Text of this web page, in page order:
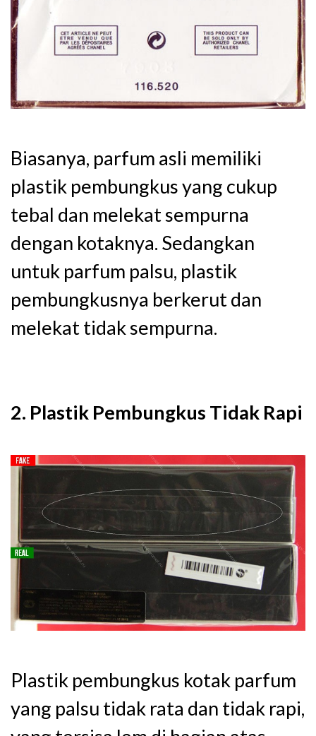
Biasanya, parfum asli memiliki
plastik pembungkus yang cukup
tebal dan melekat sempurna
dengan kotaknya. Sedangkan
untuk parfum palsu, plastik
pembungkusnya berkerut dan
melekat tidak sempurna.
2. Plastik Pembungkus Tidak Rapi
Plastik pembungkus kotak parfum
yang palsu tidak rata dan tidak rapi,